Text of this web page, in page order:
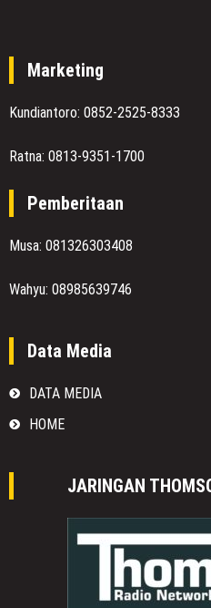
Marketing
Kundiantoro: 0852-2525-8333
Ratna: 0813-9351-1700
Pemberitaan
Musa: 081326303408
Wahyu: 08985639746
Data Media
DATA MEDIA
HOME
JARINGAN